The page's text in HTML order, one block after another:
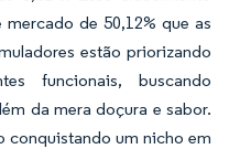
de 50,12% que as
estão priorizando
funcionais, buscando
da mera doçura e sabor.
conquistando um nicho em